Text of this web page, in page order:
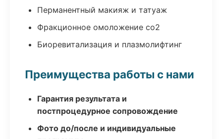
Перманентный макияж и татуаж
Фракционное омоложение co2
Биоревитализация и плазмолифтинг
Преимущества работы с нами
Гарантия результата и
постпроцедурное сопровождение
Фото до/после и индивидуальные